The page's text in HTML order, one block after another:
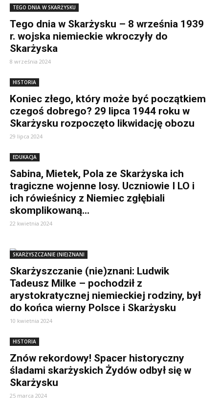
TEGO DNIA W SKARŻYSKU
Tego dnia w Skarżysku – 8 września 1939
r. wojska niemieckie wkroczyły do
Skarżyska
8 września 2024
HISTORIA
Koniec złego, który może być początkiem
czegoś dobrego? 29 lipca 1944 roku w
Skarżysku rozpoczęto likwidację obozu
29 lipca 2024
EDUKACJA
Sabina, Mietek, Pola ze Skarżyska ich
tragiczne wojenne losy. Uczniowie I LO i
ich rówieśnicy z Niemiec zgłębiali
skomplikowaną...
22 kwietnia 2024
SKARŻYSZCZANIE (NIE)ZNANI
Skarżyszczanie (nie)znani: Ludwik
Tadeusz Milke – pochodził z
arystokratycznej niemieckiej rodziny, był
do końca wierny Polsce i Skarżysku
10 kwietnia 2024
HISTORIA
Znów rekordowy! Spacer historyczny
śladami skarżyskich Żydów odbył się w
Skarżysku
25 marca 2024